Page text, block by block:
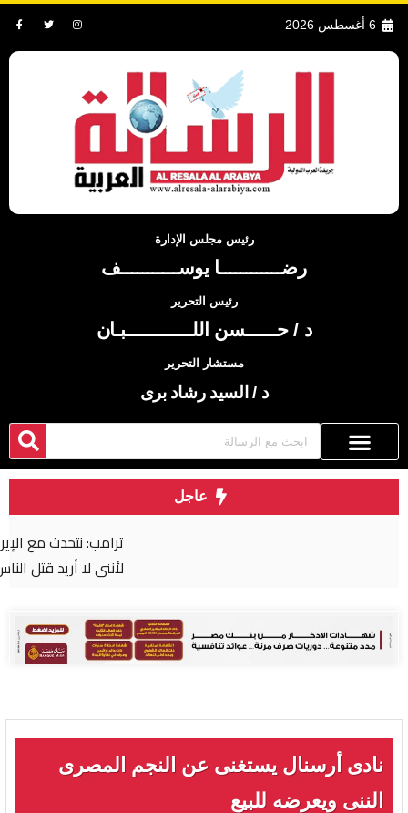
6 أغسطس 2026
رئيس مجلس الإدارة
رضــــــــــــا يوســـــــــــف
رئيس التحرير
د / حــــــسن اللـــــــــــــبـان
مستشار التحرير
د / السيد رشاد برى
عاجل
ترامب: نتحدث مع الإيرانيين وأفضّل التوصل إلى اتفاق
نادى أرسنال يستغنى عن النجم المصرى
الننى ويعرضه للبيع